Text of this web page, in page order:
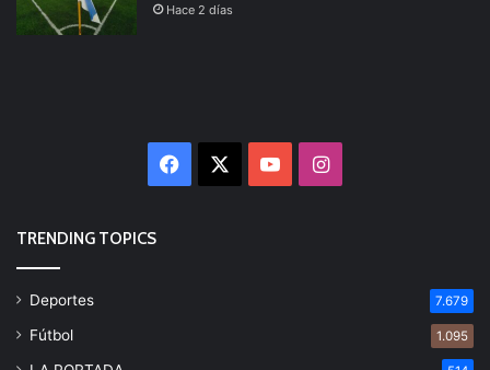
Hace 2 días
Facebook YouTubeInstagram
TRENDING TOPICS
Deportes 7.679
Fútbol 1.095